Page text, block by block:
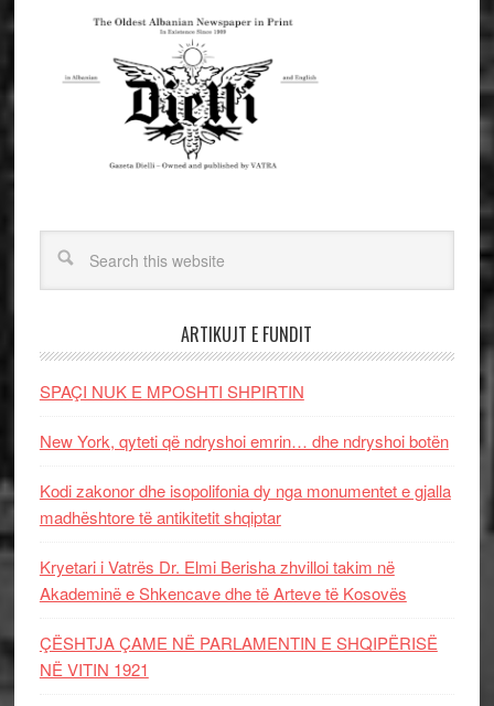
ARTIKUJT E FUNDIT
SPAÇI NUK E MPOSHTI SHPIRTIN
New York, qyteti që ndryshoi emrin… dhe ndryshoi botën
Kodi zakonor dhe isopolifonia dy nga monumentet e gjalla
madhështore të antikitetit shqiptar
Kryetari i Vatrës Dr. Elmi Berisha zhvilloi takim në
Akademinë e Shkencave dhe të Arteve të Kosovës
ÇËSHTJA ÇAME NË PARLAMENTIN E SHQIPËRISË
NË VITIN 1921